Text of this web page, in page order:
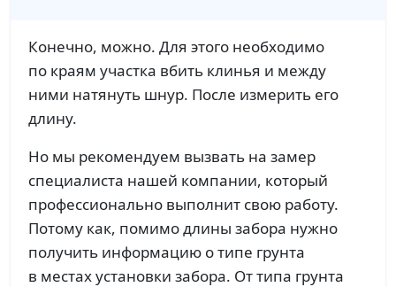
Конечно, можно. Для этого необходимо
по краям участка вбить клинья и между
ними натянуть шнур. После измерить его
длину.
Но мы рекомендуем вызвать на замер
специалиста нашей компании, который
профессионально выполнит свою работу.
Потому как, помимо длины забора нужно
получить информацию о типе грунта
в местах установки забора. От типа грунта